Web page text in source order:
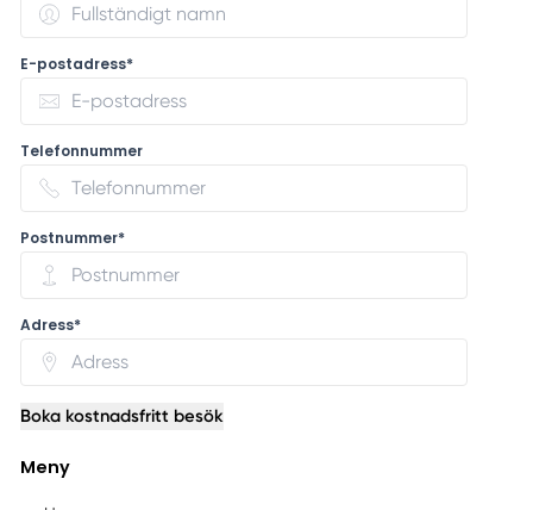
E-postadress*
Telefonnummer
Postnummer*
Adress*
Boka kostnadsfritt besök
Meny